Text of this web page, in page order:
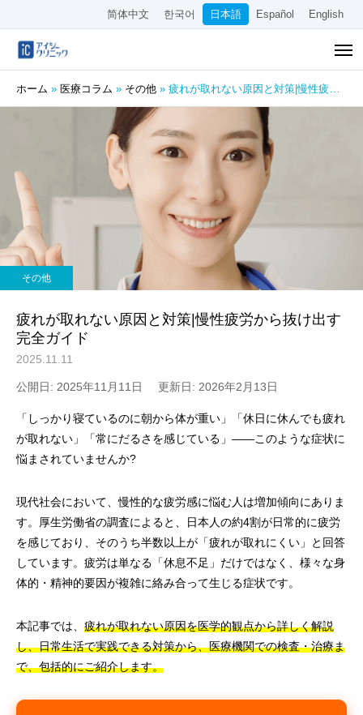
简体中文 한국어 日本語 Español English
ホーム » 医療コラム » その他 » 疲れが取れない原因と対策|慢性疲労から抜け出す完全ガイド
その他
疲れが取れない原因と対策|慢性疲労から抜け出す
完全ガイド
2025.11.11
公開日: 2025年11月11日 更新日: 2026年2月13日
「しっかり寝ているのに朝から体が重い」「休日に休んでも疲れ
が取れない」「常にだるさを感じている」——このような症状に
悩まされていませんか?
現代社会において、慢性的な疲労感に悩む人は増加傾向にありま
す。厚生労働省の調査によると、日本人の約4割が日常的に疲労
を感じており、そのうち半数以上が「疲れが取れにくい」と回答
しています。疲労は単なる「休息不足」だけではなく、様々な身
体的・精神的要因が複雑に絡み合って生じる症状です。
本記事では、 疲れが取れない原因を医学的観点から詳しく解説
し、日常生活で実践できる対策から、医療機関での検査・治療ま
で、包括的にご紹介します。